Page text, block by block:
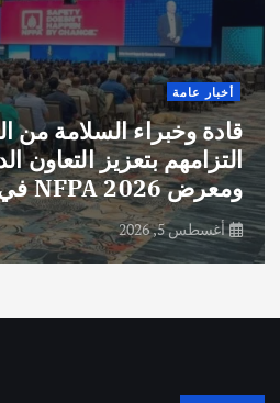
أخبار عامة
قادة وخبراء السلامة من
التزامهم بتعزيز التعاون
ومعرض NFPA 2026 في لاس فيغاس
أغسطس 5, 2026